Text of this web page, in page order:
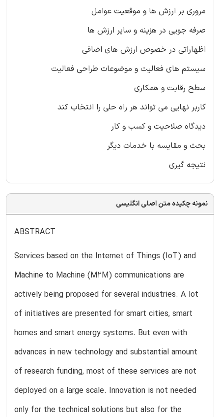
مروری بر ارزش ها و موقعیت عوامل
صرفه جویی در هزینه و سایر ارزش ها
اظهاراتی در خصوص ارزش های اضافی
سیستم های فعالیت و موضوعات طراحی فعالیت
سطح رقابت و همکاری
کاربر نهایی می تواند هر راه حلی را انتخاب کند
دیدگاه صلاحیت و کسب و کار
بحث و مقایسه با خدمات دیگر
نتیجه گیری
نمونه چکیده متن اصلی انگلیسی
ABSTRACT
Services based on the Internet of Things (IoT) and
Machine to Machine (M2M) communications are
actively being proposed for several industries. A lot
of initiatives are presented for smart cities, smart
homes and smart energy systems. But even with
advances in new technology and substantial amount
of research funding, most of these services are not
deployed on a large scale. Innovation is not needed
only for the technical solutions but also for the